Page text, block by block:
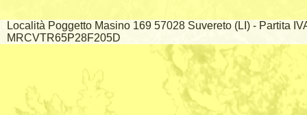
Località Poggetto Masino 169 57028 Suvereto (LI) - Partita
MRCVTR65P28F205D